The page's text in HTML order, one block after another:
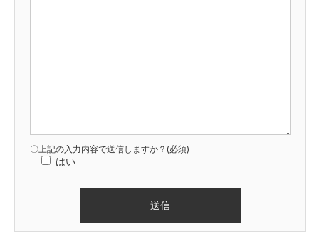
〇上記の入力内容で送信しますか？(必須)
はい